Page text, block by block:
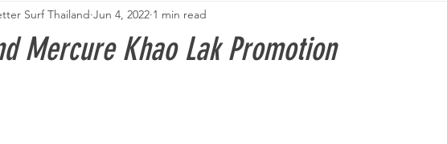
Culture Lifestyle & Fashion Surfer Fashion
Mercure Khao Lak Promotion
Surf Thailand Jun 4, 2022 1 min read